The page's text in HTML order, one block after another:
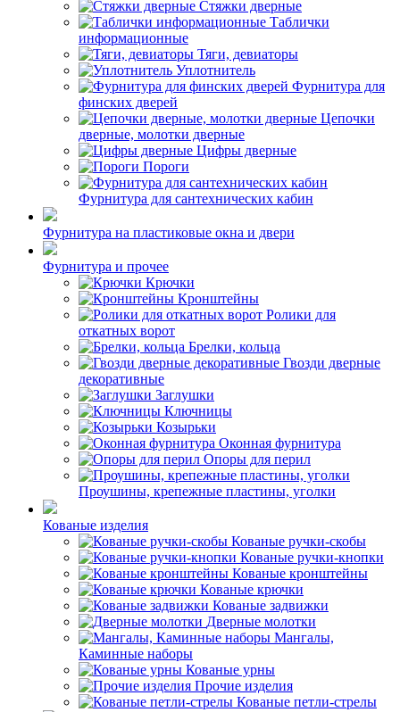
Стяжки дверные
Таблички
информационные
Тяги, девиаторы
Уплотнитель
Фурнитура для
финских дверей
Цепочки
дверные, молотки дверные
Цифры дверные
Пороги
Фурнитура для сантехнических кабин
Фурнитура на пластиковые окна и двери
Фурнитура и прочее
Крючки
Кронштейны
Ролики для
откатных ворот
Брелки, кольца
Гвозди дверные
декоративные
Заглушки
Ключницы
Козырьки
Оконная фурнитура
Опоры для перил
Проушины, крепежные пластины, уголки
Кованые изделия
Кованые ручки-скобы
Кованые ручки-кнопки
Кованые кронштейны
Кованые крючки
Кованые задвижки
Дверные молотки
Мангалы,
Каминные наборы
Кованые урны
Прочие изделия
Кованые петли-стрелы